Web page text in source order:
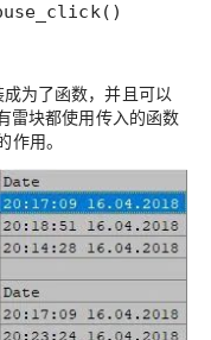
为了函数，并且可以
雷块都使用传入的函数
用。